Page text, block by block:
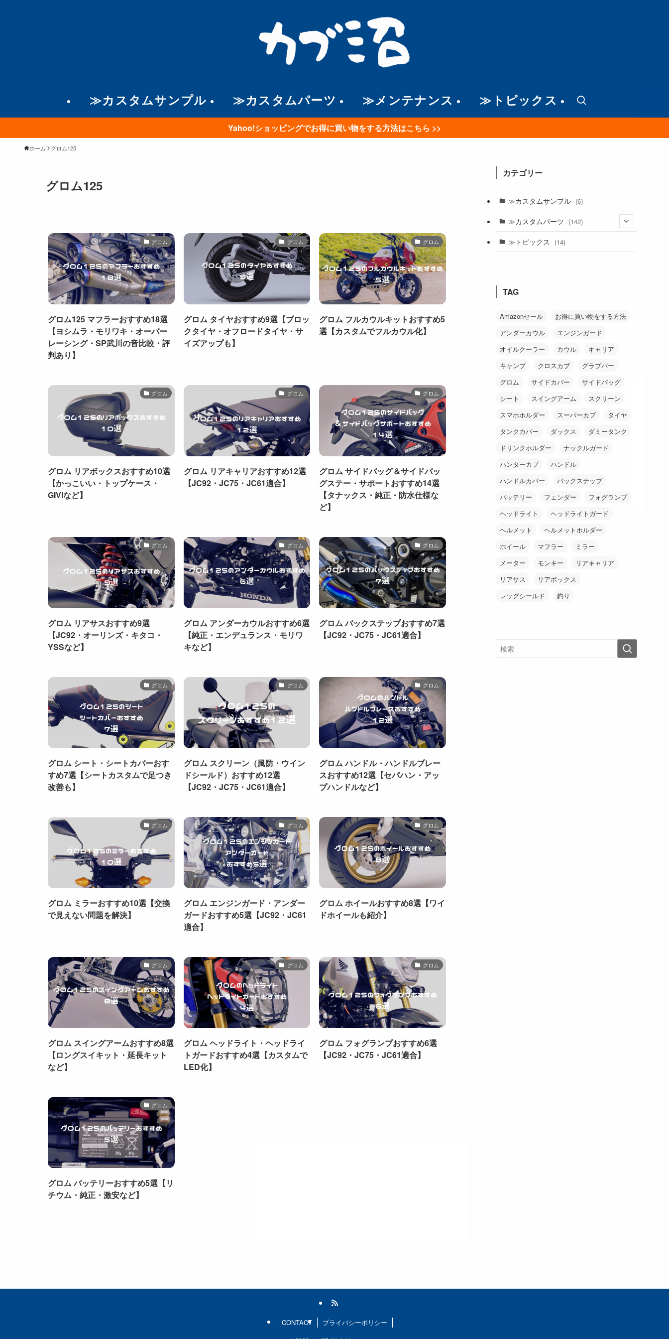
≫カスタムサンプル ≫カスタムパーツ ≫メンテナンス ≫トピックス
Yahoo!ショッピングでお得に買い物をする方法はこちら >>
ホーム グロム125
グロム125
グロム
グロム125 マフラーおすすめ18選
【ヨシムラ・モリワキ・オーバー
レーシング・SP武川の音比較・評
判あり】
グロム
グロム タイヤおすすめ9選【ブロッ
クタイヤ・オフロードタイヤ・サ
イズアップも】
グロム
グロム フルカウルキットおすすめ5
選【カスタムでフルカウル化】
グロム
グロム リアボックスおすすめ10選
【かっこいい・トップケース・
GIVIなど】
グロム
グロム リアキャリアおすすめ12選
【JC92・JC75・JC61適合】
グロム
グロム サイドバッグ＆サイドバッ
グステー・サポートおすすめ14選
【タナックス・純正・防水仕様な
ど】
グロム
グロム リアサスおすすめ9選
【JC92・オーリンズ・キタコ・
YSSなど】
グロム
グロム アンダーカウルおすすめ6選
【純正・エンデュランス・モリワ
キなど】
グロム
グロム バックステップおすすめ7選
【JC92・JC75・JC61適合】
グロム
グロム シート・シートカバーおす
すめ7選【シートカスタムで足つき
改善も】
グロム
グロム スクリーン（風防・ウイン
ドシールド）おすすめ12選
【JC92・JC75・JC61適合】
グロム
グロム ハンドル・ハンドルブレー
スおすすめ12選【セパハン・アッ
プハンドルなど】
グロム
グロム ミラーおすすめ10選【交換
で見えない問題を解決】
グロム
グロム エンジンガード・アンダー
ガードおすすめ5選【JC92・JC61
適合】
グロム
グロム ホイールおすすめ8選【ワイ
ドホイールも紹介】
グロム
グロム スイングアームおすすめ8選
【ロングスイキット・延長キット
など】
グロム
グロム ヘッドライト・ヘッドライ
トガードおすすめ4選【カスタムで
LED化】
グロム
グロム フォグランプおすすめ6選
【JC92・JC75・JC61適合】
グロム
グロム バッテリーおすすめ5選【リ
チウム・純正・激安など】
カテゴリー
≫カスタムサンプル (6)
≫カスタムパーツ (142)
(38)
≫トピックス (14)
TAG
Amazonセール
お得に買い物をする方法
アンダーカウル
エンジンガード
オイルクーラー
カウル
キャリア
キャンプ
クロスカブ
グラブバー
グロム
サイドカバー
サイドバッグ
シート
スイングアーム
スクリーン
スマホホルダー
スーパーカブ
タイヤ
タンクカバー
ダックス
ダミータンク
ドリンクホルダー
ナックルガード
ハンターカブ
ハンドル
ハンドルカバー
バックステップ
バッテリー
フェンダー
フォグランプ
ヘッドライト
ヘッドライトガード
ヘルメット
ヘルメットホルダー
ホイール
マフラー
ミラー
メーター
モンキー
リアキャリア
リアサス
リアボックス
レッグシールド
釣り
CONTACT プライバシーポリシー